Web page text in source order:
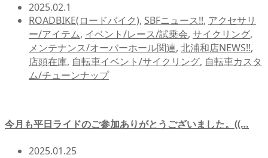
2025.02.1
ROADBIKE(ロードバイク), SBFニュース!!, アクセサリ
ー/アイテム, イベント/レース/試乗会, サイクリング,
メンテナンス/オーバーホール関連, 北浦和店NEWS!!,
店頭在庫, 自転車イベント/サイクリング, 自転車カスタ
ム/チューンナップ
今月も平日ライドのご参加ありがとうございました。((…
2025.01.25